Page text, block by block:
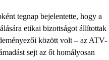
tegnap bejelentette, hogy a
etikai bizottságot állítottak
között volt – az ATV-
sejt az őt homályosan